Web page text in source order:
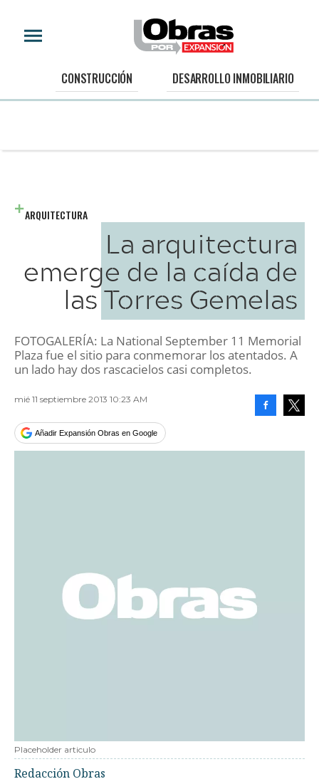
CONSTRUCCIÓN DESARROLLO INMOBILIARIO
ARQUITECTURA
La arquitectura
emerge de la caída de
las Torres Gemelas
FOTOGALERÍA: La National September 11 Memorial
Plaza fue el sitio para conmemorar los atentados. A
un lado hay dos rascacielos casi completos.
mié 11 septiembre 2013 10:23 AM
Añadir Expansión Obras en Google
Placeholder articulo
Redacción Obras